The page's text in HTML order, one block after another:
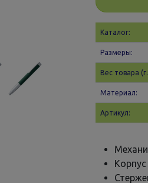
Каталог:
Размеры:
Вес товара
Материал:
Артикул: